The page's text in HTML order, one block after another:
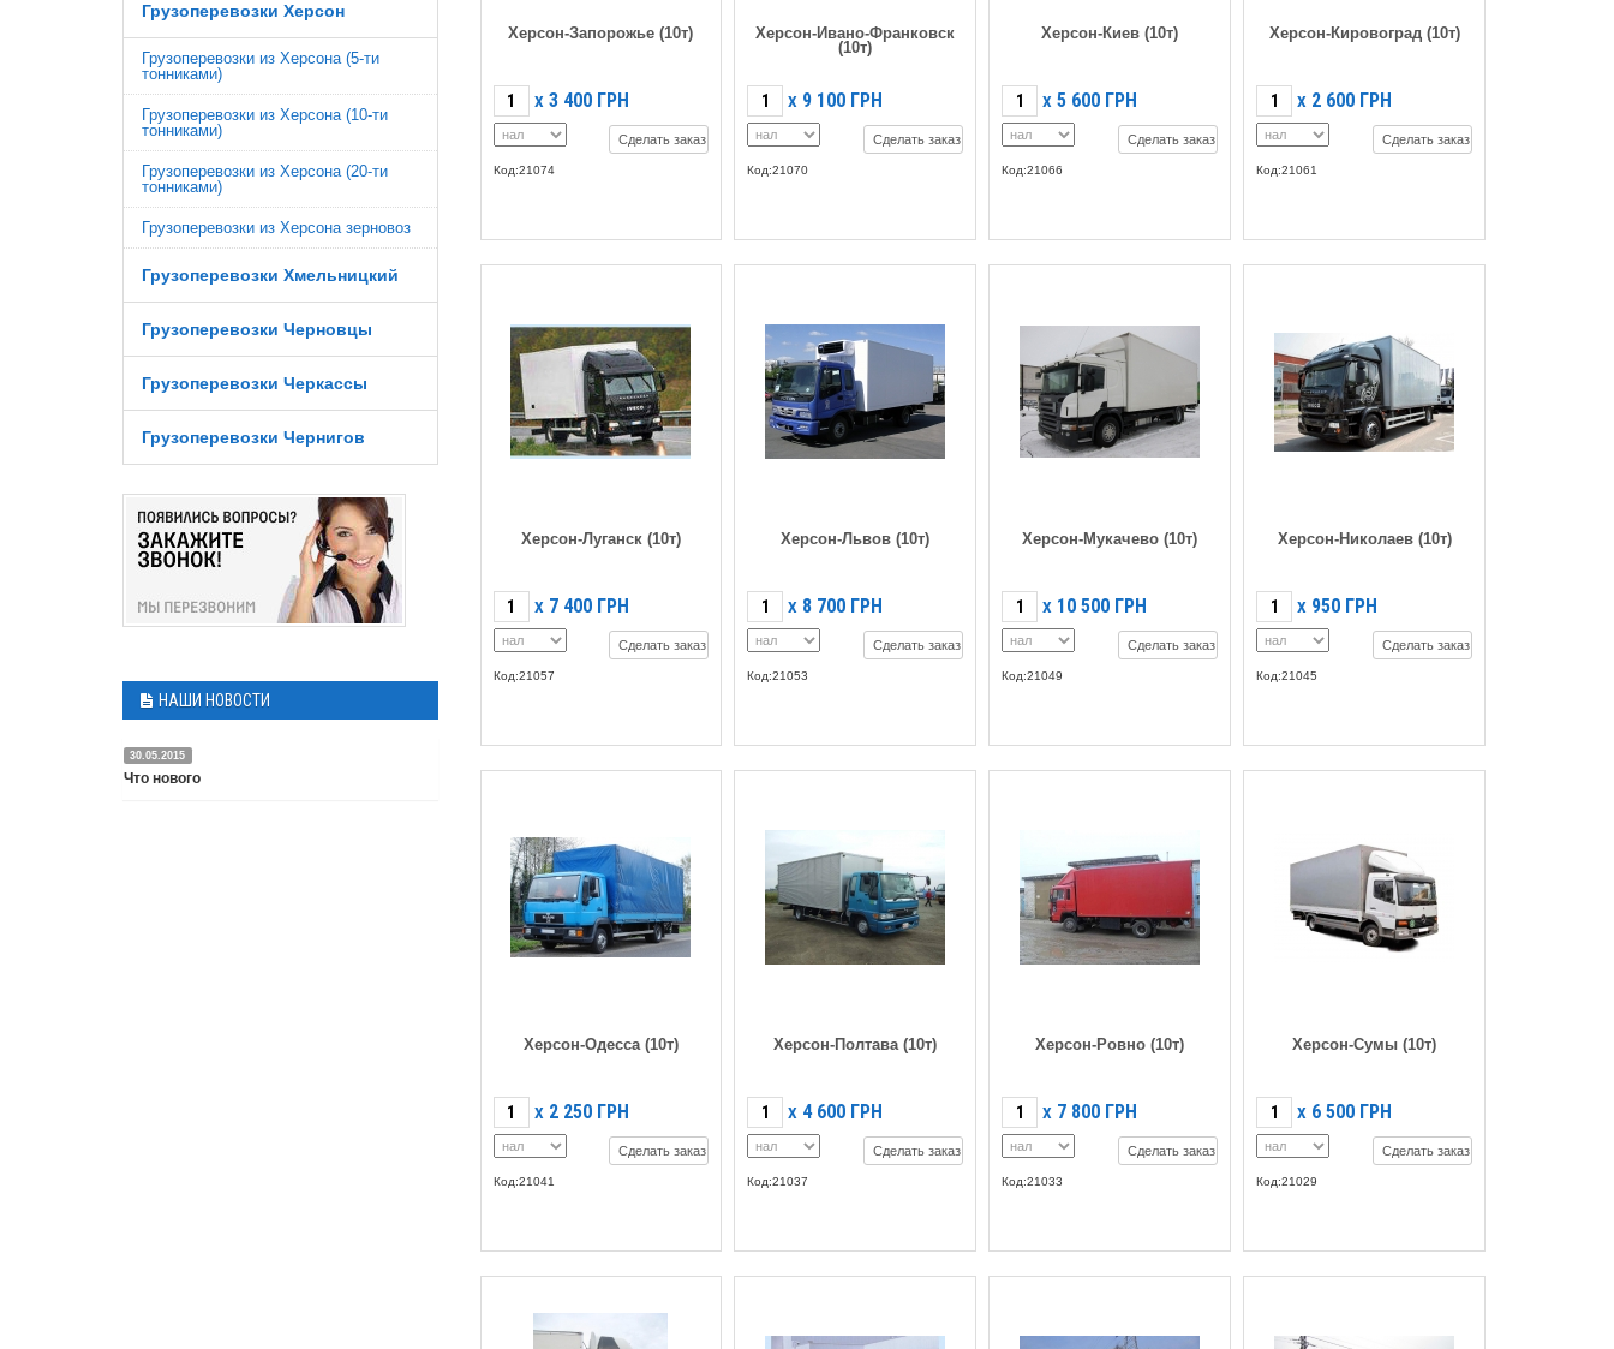
Грузоперевозки Херсон
Грузоперевозки из Херсона (5-ти
тонниками)
Грузоперевозки из Херсона (10-ти
тонниками)
Грузоперевозки из Херсона (20-ти
тонниками)
Грузоперевозки из Херсона зерновоз
Грузоперевозки Хмельницкий
Грузоперевозки Черновцы
Грузоперевозки Черкассы
Грузоперевозки Чернигов
НАШИ НОВОСТИ
30.05.2015
Что нового
Херсон-Запорожье (10т)
X 3 400 ГРН
Сделать заказ
Код:21074
Херсон-Ивано-Франковск
(10т)
X 9 100 ГРН
Сделать заказ
Код:21070
Херсон-Киев (10т)
X 5 600 ГРН
Сделать заказ
Код:21066
Херсон-Кировоград (10т)
X 2 600 ГРН
Сделать заказ
Код:21061
Херсон-Луганск (10т)
X 7 400 ГРН
Сделать заказ
Код:21057
Херсон-Львов (10т)
X 8 700 ГРН
Сделать заказ
Код:21053
Херсон-Мукачево (10т)
X 10 500 ГРН
Сделать заказ
Код:21049
Херсон-Николаев (10т)
X 950 ГРН
Сделать заказ
Код:21045
Херсон-Одесса (10т)
X 2 250 ГРН
Сделать заказ
Код:21041
Херсон-Полтава (10т)
X 4 600 ГРН
Сделать заказ
Код:21037
Херсон-Ровно (10т)
X 7 800 ГРН
Сделать заказ
Код:21033
Херсон-Сумы (10т)
X 6 500 ГРН
Сделать заказ
Код:21029